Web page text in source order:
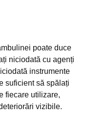
poate duce
niciodată cu agenți
instrumente
suficient să spălați
fiecare utilizare,
vizibile.